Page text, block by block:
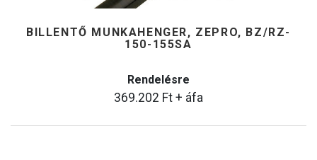
BILLENTŐ MUNKAHENGER, ZEPRO, BZ/RZ-
150-155SA
Rendelésre
369.202 Ft + áfa